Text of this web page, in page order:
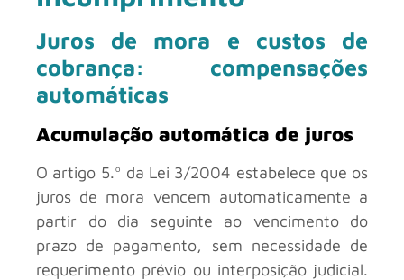
Juros de mora e custos de
cobrança: compensações
automáticas
Acumulação automática de juros
O artigo 5.º da Lei 3/2004 estabelece que os
juros de mora vencem automaticamente a
partir do dia seguinte ao vencimento do
prazo de pagamento, sem necessidade de
requerimento prévio ou interposição judicial.